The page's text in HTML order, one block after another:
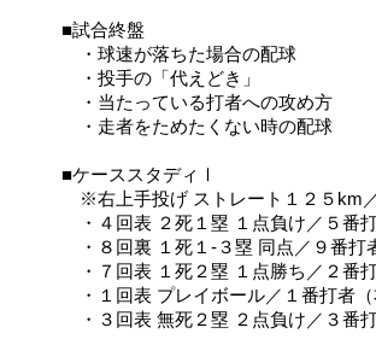
■試合終盤
・球速が落ちた場合の配球
・投手の「代えどき」
・当たっている打者への攻め方
・走者をためたくない時の配球
■ケーススタディⅠ
※右上手投げ ストレート１２５km
・４回表 ２死１塁 １点負け／５番打
・８回裏 １死１-３塁 同点／９番打
・７回表 １死２塁 １点勝ち／２番
・１回表 プレイボール／１番打者（
・３回表 無死２塁 ２点負け／３番打